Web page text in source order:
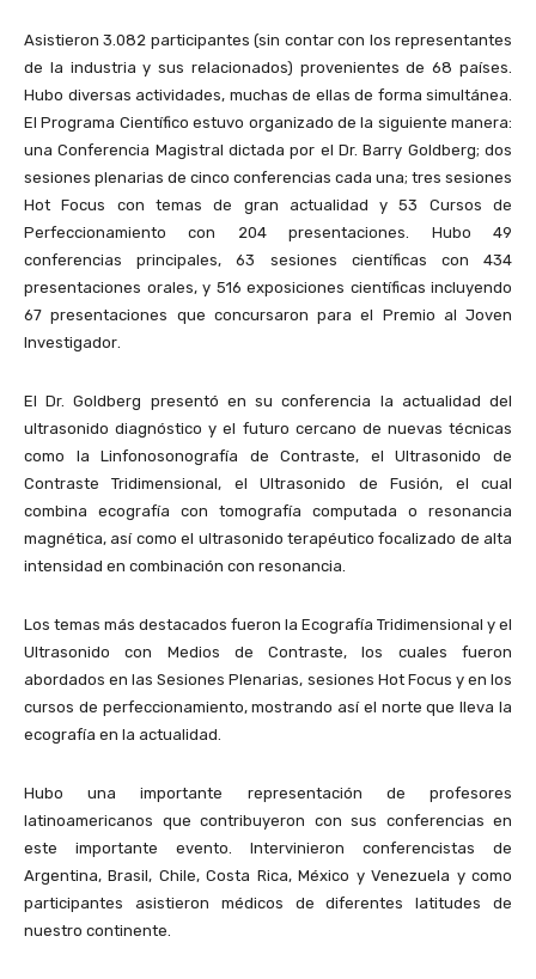
Asistieron 3.082 participantes (sin contar con los representantes
de la industria y sus relacionados) provenientes de 68 países.
Hubo diversas actividades, muchas de ellas de forma simultánea.
El Programa Científico estuvo organizado de la siguiente manera:
una Conferencia Magistral dictada por el Dr. Barry Goldberg; dos
sesiones plenarias de cinco conferencias cada una; tres sesiones
Hot Focus con temas de gran actualidad y 53 Cursos de
Perfeccionamiento con 204 presentaciones. Hubo 49
conferencias principales, 63 sesiones científicas con 434
presentaciones orales, y 516 exposiciones científicas incluyendo
67 presentaciones que concursaron para el Premio al Joven
Investigador.
El Dr. Goldberg presentó en su conferencia la actualidad del
ultrasonido diagnóstico y el futuro cercano de nuevas técnicas
como la Linfonosonografía de Contraste, el Ultrasonido de
Contraste Tridimensional, el Ultrasonido de Fusión, el cual
combina ecografía con tomografía computada o resonancia
magnética, así como el ultrasonido terapéutico focalizado de alta
intensidad en combinación con resonancia.
Los temas más destacados fueron la Ecografía Tridimensional y el
Ultrasonido con Medios de Contraste, los cuales fueron
abordados en las Sesiones Plenarias, sesiones Hot Focus y en los
cursos de perfeccionamiento, mostrando así el norte que lleva la
ecografía en la actualidad.
Hubo una importante representación de profesores
latinoamericanos que contribuyeron con sus conferencias en
este importante evento. Intervinieron conferencistas de
Argentina, Brasil, Chile, Costa Rica, México y Venezuela y como
participantes asistieron médicos de diferentes latitudes de
nuestro continente.